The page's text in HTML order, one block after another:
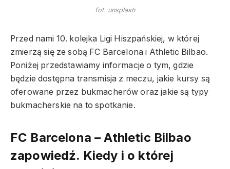
fot. unsplash
Przed nami 10. kolejka Ligi Hiszpańskiej, w której
zmierzą się ze sobą FC Barcelona i Athletic Bilbao.
Poniżej przedstawiamy informacje o tym, gdzie
będzie dostępna transmisja z meczu, jakie kursy są
oferowane przez bukmacherów oraz jakie są typy
bukmacherskie na to spotkanie.
FC Barcelona – Athletic Bilbao
zapowiedź. Kiedy i o której